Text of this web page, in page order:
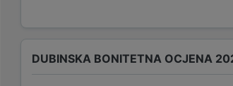
DUBINSKA BONITETNA OCJENA